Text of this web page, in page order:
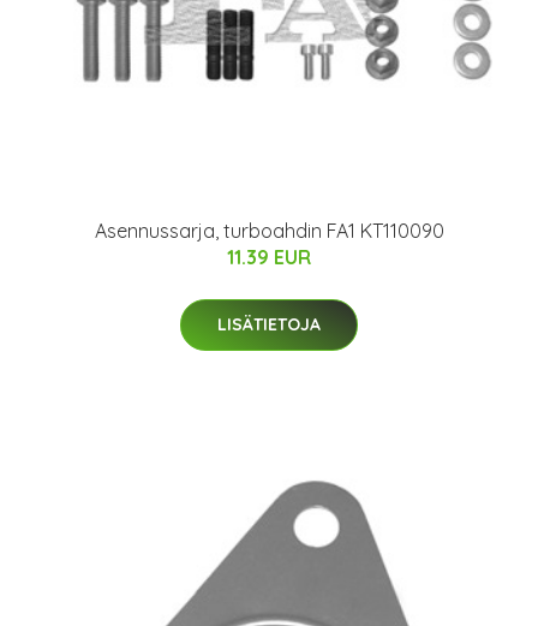
Asennussarja, turboahdin FA1 KT110090
11.39 EUR
LISÄTIETOJA